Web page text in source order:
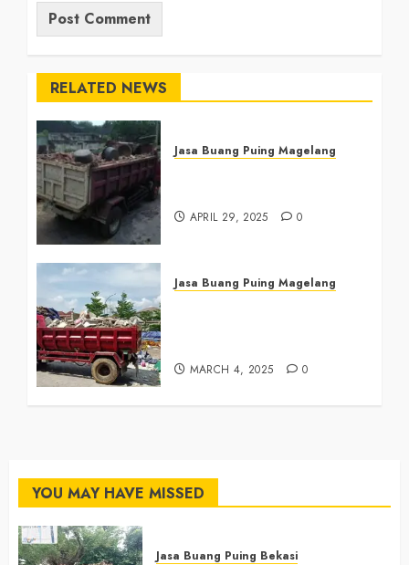
RELATED NEWS
Jasa Buang Puing Magelang
APRIL 29, 2025 0
Jasa Buang Puing Magelang
MARCH 4, 2025 0
YOU MAY HAVE MISSED
Jasa Buang Puing Bekasi